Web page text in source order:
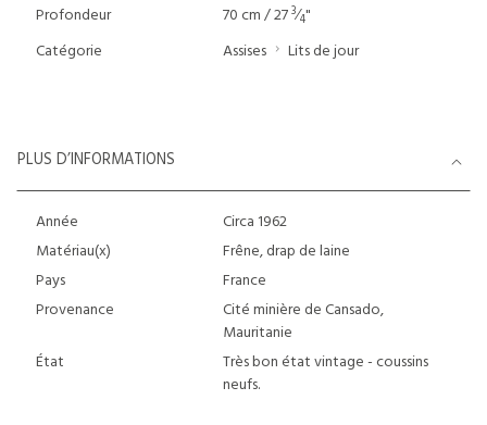
Profondeur
70 cm / 273⁄4"
Catégorie
Assises Lits de jour
PLUS D’INFORMATIONS
Année
Circa 1962
Matériau(x)
Frêne, drap de laine
Pays
France
Provenance
Cité minière de Cansado,
Mauritanie
État
Très bon état vintage - coussins
neufs.